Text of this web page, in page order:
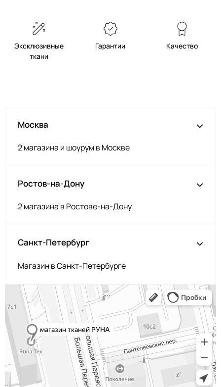
Эксклюзивные
ткани
Гарантии Качество
Москва
2 магазина и шоурум в Москве
Ростов-на-Дону
2 магазина в Ростове-на-Дону
Санкт-Петербург
Магазин в Санкт-Петербурге